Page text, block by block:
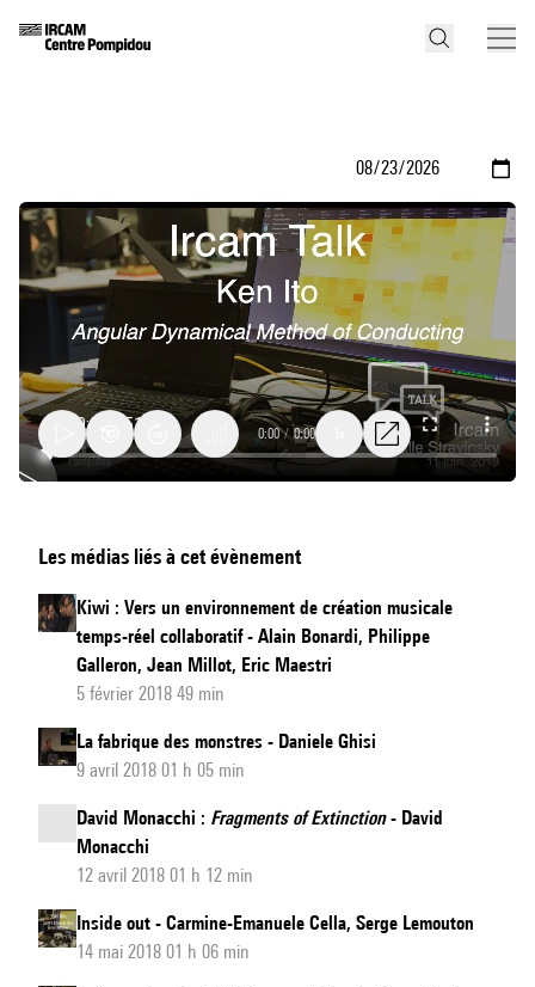
Dynamical
Method
of
Conducting
0:00 / 0:00
Les médias liés à cet évènement
Kiwi : Vers un environnement de création musicale
temps-réel collaboratif - Alain Bonardi, Philippe
Galleron, Jean Millot, Eric Maestri
5 février 2018 49 min
La fabrique des monstres - Daniele Ghisi
9 avril 2018 01 h 05 min
David Monacchi : Fragments of Extinction- David
Monacchi
12 avril 2018 01 h 12 min
Inside out - Carmine-Emanuele Cella, Serge Lemouton
14 mai 2018 01 h 06 min